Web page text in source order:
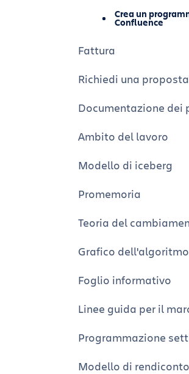
Creare un hub di
contenuti con
Crea un
Confluence
Fattura
Richiedi una proposta
Documentazione dei
Ambito del lavoro
Modello di iceberg
Promemoria
Teoria del
Grafico dell'algoritmo
Foglio informativo
Linee guida per il
Programmazione
Modello di